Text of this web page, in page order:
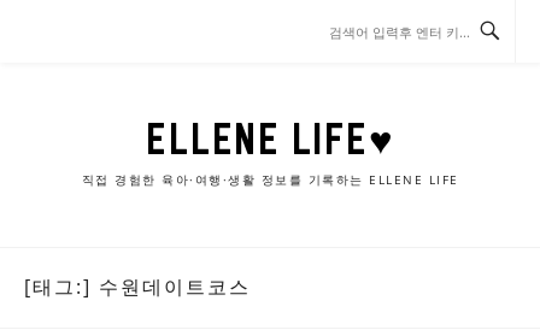
ELLENE LIFE♥
직접 경험한 육아·여행·생활 정보를 기록하는 ELLENE LIFE
[태그:] 수원데이트코스